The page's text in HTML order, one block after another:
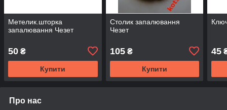
Метелик.шторка
запалювання Чезет
50 ₴
Купити
Столик запалювання
Чезет
105₴
Купити
45
Про нас